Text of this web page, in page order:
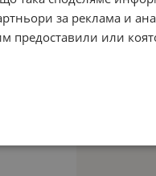
за реклама и
предоставили или